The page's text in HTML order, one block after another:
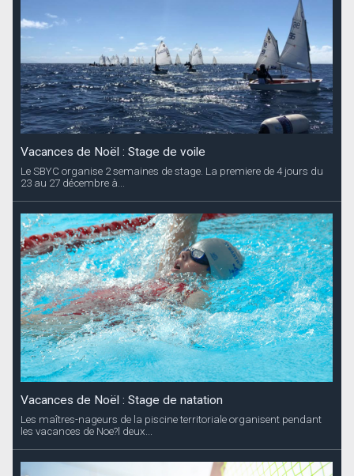
Vacances de Noël : Stage de voile
Le SBYC organise 2 semaines de stage. La premiere de 4 jours du
23 au 27 décembre à...
Vacances de Noël : Stage de natation
Les maîtres-nageurs de la piscine territoriale organisent pendant
les vacances de Noe?l deux...